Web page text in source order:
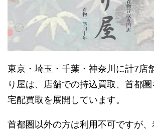
東京・埼玉・千葉・神奈川に計7店
り屋は、店舗での持込買取、首都圏
宅配買取を展開しています。
首都圏以外の方は利用不可ですが、